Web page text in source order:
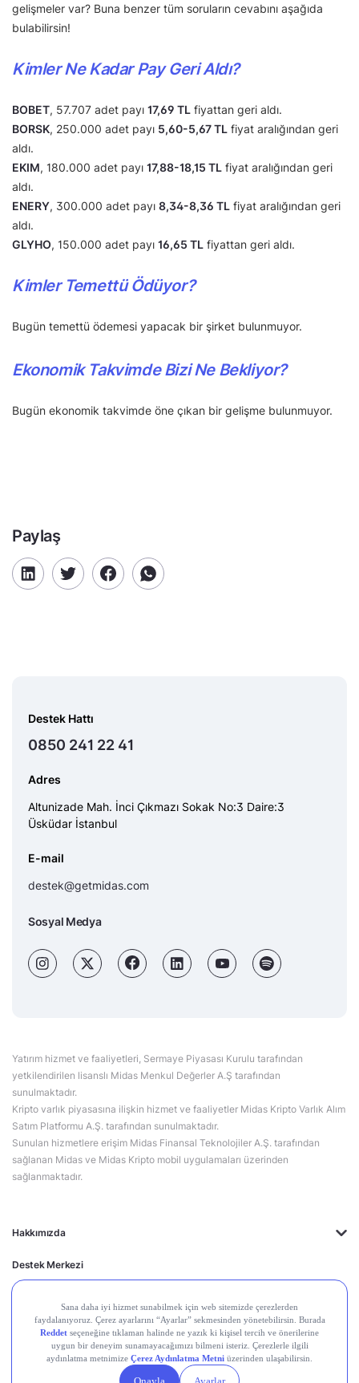
gelişmeler var? Buna benzer tüm soruların cevabını aşağıda
bulabilirsin!
Kimler Ne Kadar Pay Geri Aldı?
BOBET, 57.707 adet payı 17,69 TL fiyattan geri aldı.
BORSK, 250.000 adet payı 5,60-5,67 TL fiyat aralığından geri
aldı.
EKIM, 180.000 adet payı 17,88-18,15 TL fiyat aralığından geri
aldı.
ENERY, 300.000 adet payı 8,34-8,36 TL fiyat aralığından geri
aldı.
GLYHO, 150.000 adet payı 16,65 TL fiyattan geri aldı.
Kimler Temettü Ödüyor?
Bugün temettü ödemesi yapacak bir şirket bulunmuyor.
Ekonomik Takvimde Bizi Ne Bekliyor?
Bugün ekonomik takvimde öne çıkan bir gelişme bulunmuyor.
Paylaş
Hakkımızda
Destek Merkezi
Midas Akademi
Borsa Terimleri
Destek Hattı
0850 241 22 41
Adres
Altunizade Mah. İnci Çıkmazı Sokak No:3 Daire:3
Üsküdar İstanbul
E-mail
destek@getmidas.com
Sosyal Medya
Yatırım hizmet ve faaliyetleri, Sermaye Piyasası Kurulu tarafından
yetkilendirilen lisanslı Midas Menkul Değerler A.Ş tarafından
sunulmaktadır.
Kripto varlık piyasasına ilişkin hizmet ve faaliyetler Midas Kripto Varlık Alım
Satım Platformu A.Ş. tarafından sunulmaktadır.
Sunulan hizmetlere erişim Midas Finansal Teknolojiler A.Ş. tarafından
sağlanan Midas ve Midas Kripto mobil uygulamaları üzerinden
sağlanmaktadır.